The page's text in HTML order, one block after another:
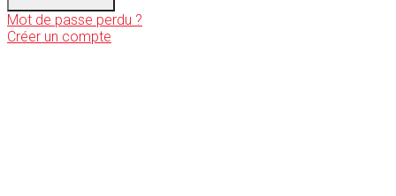
Mot de passe perdu ?
Créer un compte